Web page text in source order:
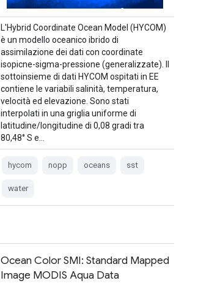
L'Hybrid Coordinate Ocean Model (HYCOM)
è un modello oceanico ibrido di
assimilazione dei dati con coordinate
isopicne-sigma-pressione (generalizzate). Il
sottoinsieme di dati HYCOM ospitati in EE
contiene le variabili salinità, temperatura,
velocità ed elevazione. Sono stati
interpolati in una griglia uniforme di
latitudine/longitudine di 0,08 gradi tra
80,48° S e…
hycom nopp oceans sst
water
Ocean Color SMI: Standard Mapped
Image MODIS Aqua Data